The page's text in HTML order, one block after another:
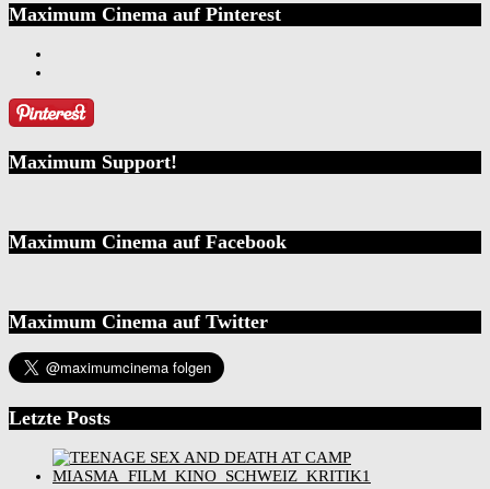
Maximum Cinema auf Pinterest
Maximum Support!
Maximum Cinema auf Facebook
Maximum Cinema auf Twitter
Letzte Posts